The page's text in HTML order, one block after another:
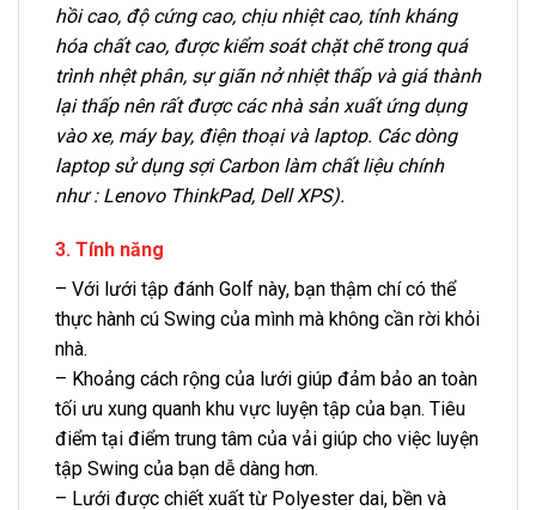
hồi cao, độ cứng cao, chịu nhiệt cao, tính kháng
hóa chất cao, được kiểm soát chặt chẽ trong quá
trình nhệt phân, sự giãn nở nhiệt thấp và giá thành
lại thấp nên rất được các nhà sản xuất ứng dụng
vào xe, máy bay, điện thoại và laptop. Các dòng
laptop sử dụng sợi Carbon làm chất liệu chính
như : Lenovo ThinkPad, Dell XPS).
3. Tính năng
– Với lưới tập đánh Golf này, bạn thậm chí có thể
thực hành cú Swing của mình mà không cần rời khỏi
nhà.
– Khoảng cách rộng của lưới giúp đảm bảo an toàn
tối ưu xung quanh khu vực luyện tập của bạn. Tiêu
điểm tại điểm trung tâm của vải giúp cho việc luyện
tập Swing của bạn dễ dàng hơn.
– Lưới được chiết xuất từ Polyester dai, bền và